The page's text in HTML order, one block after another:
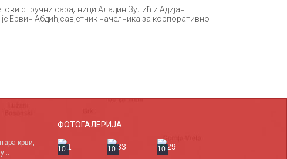
стручни сарадници Аладин Зулић и Адијан
Ервин Абдић,савјетник начелника за корпоративно
крви,
ФОТОГАЛЕРИЈА
10 10 10